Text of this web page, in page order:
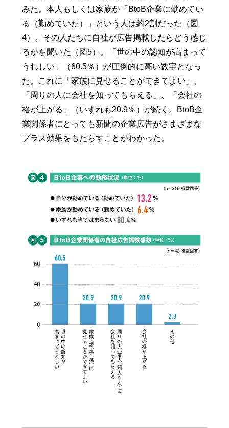
みた。本人もしくは家族が「BtoB企業に勤めてい
る（勤めていた）」という人は約2割だった（図
4）。その人たちに自社が広告掲載したらどう感じ
るかを聞いた（図5）。「世の中の認知が高まって
うれしい」（60.5％）が圧倒的に高い数字となっ
た。これに「家族に見せることができてよい」、
「周りの人に会社を知ってもらえる」、「会社の
格が上がる」（いずれも20.9％）が続く。BtoB企
業関係者にとっても新聞の企業広告がさまざまな
プラス効果をもたらすことがわかった。